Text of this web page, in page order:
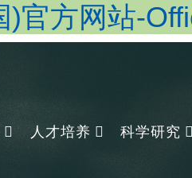
)官方网站-
人才培养 科学研究